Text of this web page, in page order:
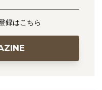
録はこちら